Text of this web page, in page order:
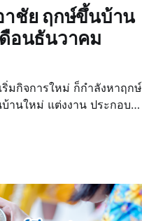
าชัย ฤกษ์ขึ้นบ้าน
อนธันวาคม
มกิจการใหม่ ก็กำลังหาฤกษ์
านใหม่ แต่งงาน ประกอบ
จ ประสบความสำเร็จ วันนี้